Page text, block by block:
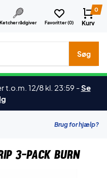
Ketcher rådgiver Favoritter (0)
0
Kurv
etc.
Søg
t.o.m. 12/8 kl. 23:59 -Se
Brug for hjælp?
3-Pack Burn